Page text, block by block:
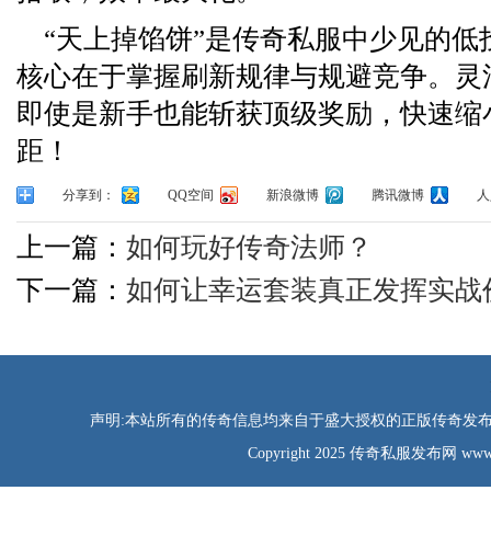
“天上掉馅饼”是传奇私服中少见的
核心在于掌握刷新规律与规避竞争。
即使是新手也能斩获顶级奖励，快速
距！
分享到： QQ空间 新浪微博 腾讯微博
上一篇： 如何玩好传奇法师？
下一篇： 如何让幸运套装真正发挥实战
声明:本站所有的传奇信息均来自于盛大授权的正版传奇发
Copyright 2025 传奇私服发布网